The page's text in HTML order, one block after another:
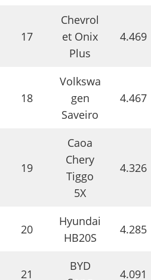
17
Chevrol
et Onix
Plus
4.469
18
Volkswa
gen
Saveiro
4.467
19
Caoa
Chery
Tiggo
5X
4.326
20
Hyundai
HB20S
4.285
21
BYD
4.091